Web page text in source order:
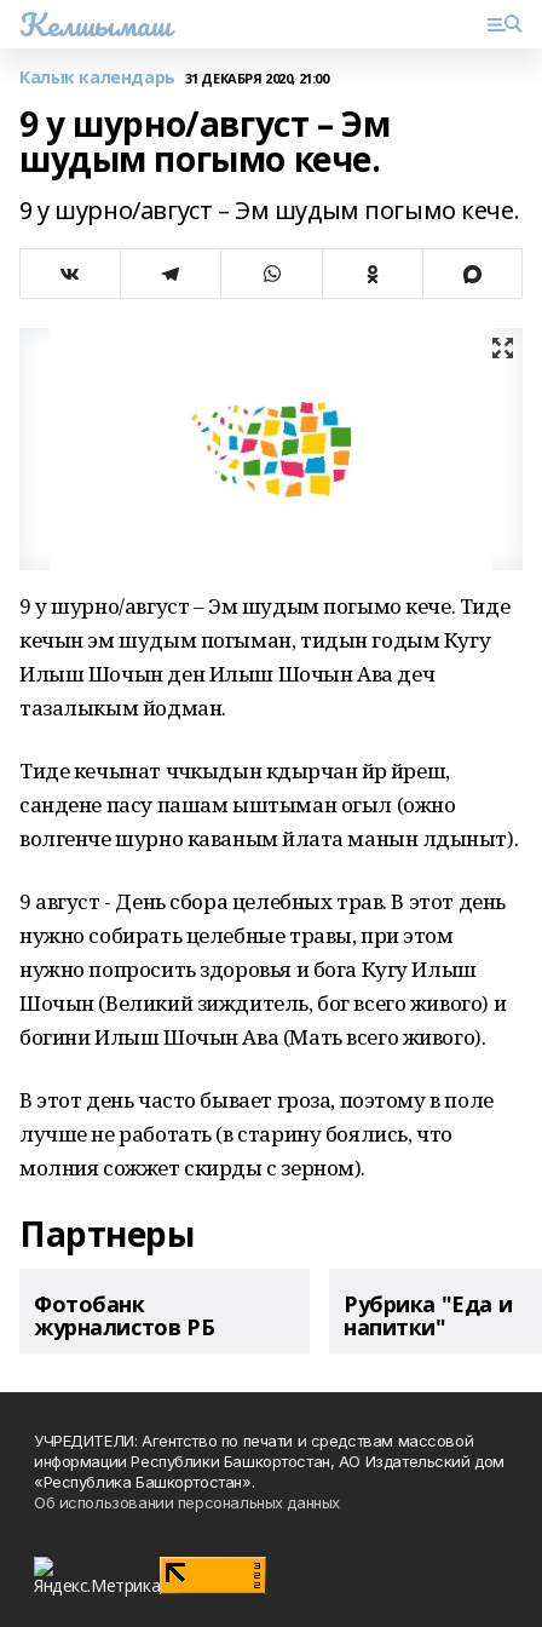
Келшымаш
Калык календарь 31 ДЕКАБРЯ 2020, 21:00
9 у шурно/август – Эм
шудым погымо кече.
9 у шурно/август – Эм шудым погымо кече.
9 у шурно/август – Эм шудым погымо кече. Тиде
кечын эм шудым погыман, тидын годым Кугу
Илыш Шочын ден Илыш Шочын Ава деч
тазалыкым йодман.
Тиде кечынат чӱчкыдын кӱдырчан йӱр йӱреш,
сандене пасу пашам ыштыман огыл (ожно
волгенче шурно каваным йӱлата манын лӱдыныт).
9 август - День сбора целебных трав. В этот день
нужно собирать целебные травы, при этом
нужно попросить здоровья и бога Кугу Илыш
Шочын (Великий зиждитель, бог всего живого) и
богини Илыш Шочын Ава (Мать всего живого).
В этот день часто бывает гроза, поэтому в поле
лучше не работать (в старину боялись, что
молния сожжет скирды с зерном).
Партнеры
Фотобанк
журналистов РБ
Рубрика "Еда и
напитки"
УЧРЕДИТЕЛИ: Агентство по печати и средствам массовой
информации Республики Башкортостан, АО Издательский дом
«Республика Башкортостан».
Об использовании персональных данных